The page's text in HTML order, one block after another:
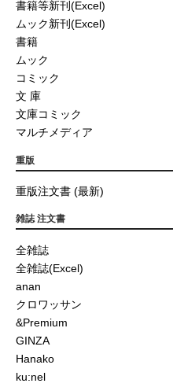
書籍等新刊(Excel)
ムック新刊(Excel)
書籍
ムック
コミック
文 庫
文庫コミック
マルチメディア
重版
重版注文書 (最新)
雑誌 注文書
全雑誌
全雑誌(Excel)
anan
クロワッサン
&Premium
GINZA
Hanako
ku:nel